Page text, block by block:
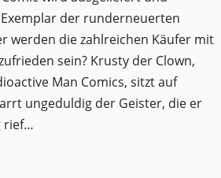
der runderneuerten
werden die zahlreichen Käufer mit
sein? Krusty der Clown,
Man Comics, sitzt auf
ungeduldig der Geister, die er
rief…